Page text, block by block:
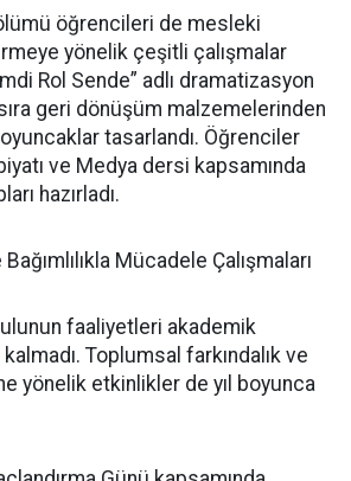
öğrencileri de mesleki
yönelik çeşitli çalışmalar
Rol Sende” adlı dramatizasyon
sıra geri dönüşüm malzemelerinden
tasarlandı. Öğrenciler
ve Medya dersi kapsamında
hazırladı.
Mücadele Çalışmaları
faaliyetleri akademik
kalmadı. Toplumsal farkındalık ve
yönelik etkinlikler de yıl boyunca